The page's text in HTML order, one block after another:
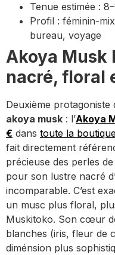
Tenue estimée :
Profil : féminin-
bureau, voyage
Akoya Musk
nacré, floral
Deuxième
akoya musk : l’Akoya
€ dans toute la
fait directement
précieuse des perles
pour son lustre nacré
incomparable. C’est
un musc plus floral,
Muskitoko. Son cœur
blanches (iris, fleur de
diménsion plus